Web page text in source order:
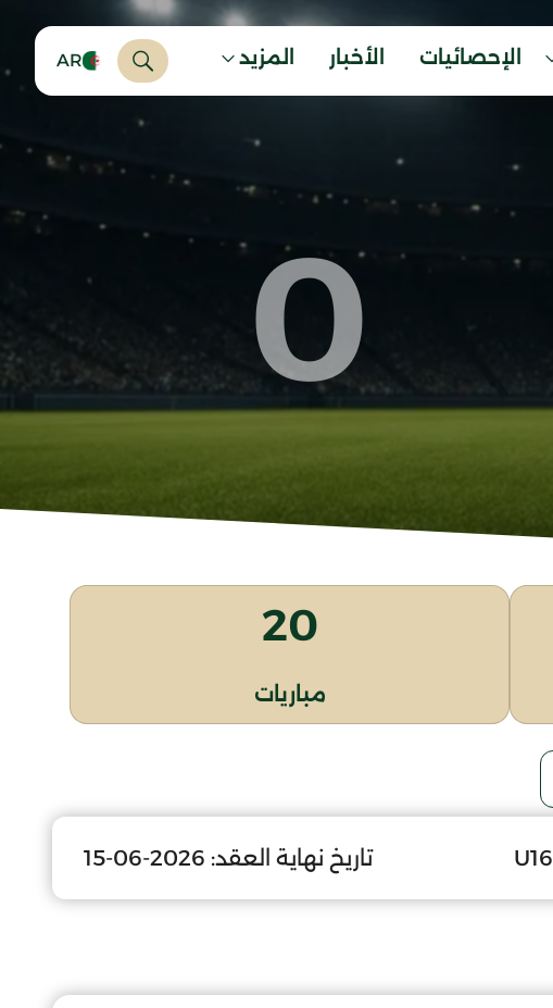
الإحصائيات الأخبار المزيد AR
0
20
مباريات
U16 تاريخ نهاية العقد: 2026-06-15